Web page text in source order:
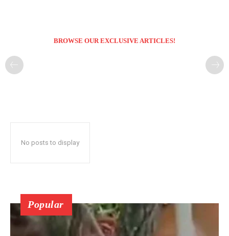
BROWSE OUR EXCLUSIVE ARTICLES!
No posts to display
Popular